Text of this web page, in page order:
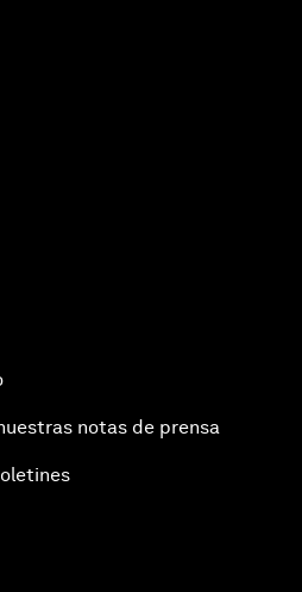
notas de prensa